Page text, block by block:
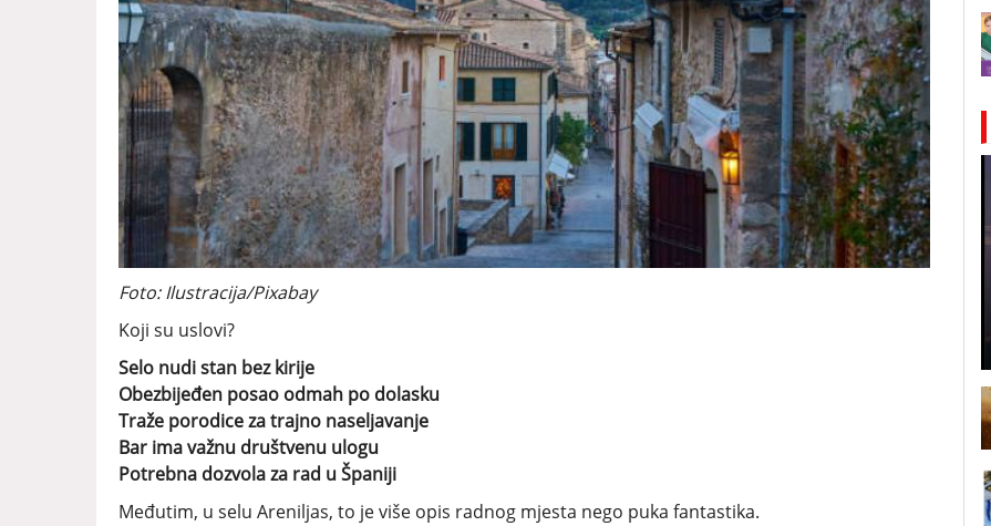
Foto: Ilustracija/Pixabay
Koji su uslovi?
Selo nudi stan bez kirije
Obezbijeđen posao odmah po dolasku
Traže porodice za trajno naseljavanje
Bar ima važnu društvenu ulogu
Potrebna dozvola za rad u Španiji
Međutim, u selu Areniljas, to je više opis radnog mjesta nego puka fantastika.